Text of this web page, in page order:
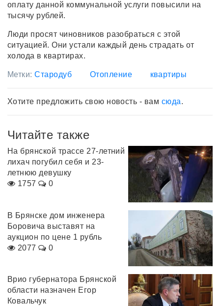
оплату данной коммунальной услуги повысили на
тысячу рублей.
Люди просят чиновников разобраться с этой
ситуацией. Они устали каждый день страдать от
холода в квартирах.
Метки:Стародуб Отопление квартиры
Хотите предложить свою новость - вам сюда.
Читайте также
На брянской трассе 27-летний
лихач погубил себя и 23-
летнюю девушку
1757
0
В Брянске дом инженера
Боровича выставят на
аукцион по цене 1 рубль
2077
0
Врио губернатора Брянской
области назначен Егор
Ковальчук